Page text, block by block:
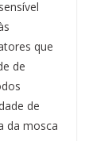
que
de
de
da mosca